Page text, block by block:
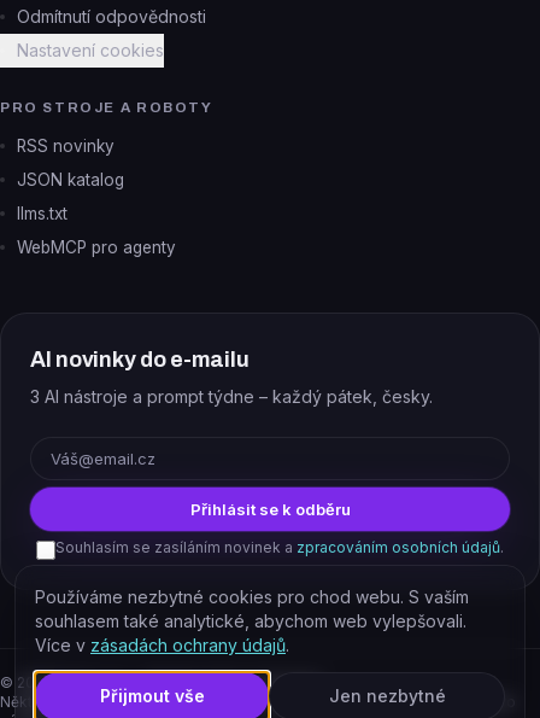
Odmítnutí odpovědnosti
Nastavení cookies
PRO STROJE A ROBOTY
RSS novinky
JSON katalog
llms.txt
WebMCP pro agenty
AI novinky do e-mailu
3 AI nástroje a prompt týdne – každý pátek, česky.
Přihlásit se k odběru
Souhlasím se zasíláním novinek a zpracováním osobních údajů.
© 2026
EJAJ s.r.o. – všechna práva vyhrazena.
Některé odkazy jsou affiliate. Podporujete tím provoz katalogu, cena pro
Používáme nezbytné cookies pro chod webu. S vaším
souhlasem také analytické, abychom web vylepšovali.
Více v zásadách ochrany údajů.
Přijmout vše Jen nezbytné